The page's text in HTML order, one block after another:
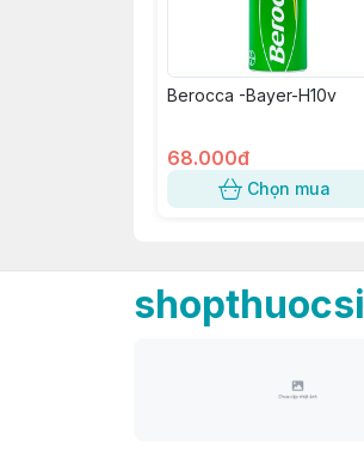
Berocca -Bayer-H10v
68.000đ
Chọn mua
shopthuocsi